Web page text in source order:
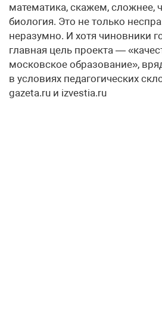
математика, скажем, сложнее,
биология. Это не только
неразумно. И хотя чиновники
главная цель проекта —
московское образование»,
в условиях педагогических
gazeta.ru и izvestia.ru